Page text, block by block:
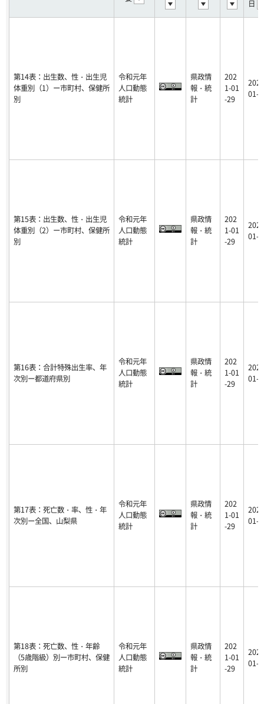
日
第14表：出生数、性・出生児
体重別（1）ー市町村、保健所
別
令和元年
人口動態
統計
県政情
報・統
計
202
1-01
-29
01-
第15表：出生数、性・出生児
体重別（2）ー市町村、保健所
別
令和元年
人口動態
統計
県政情
報・統
計
202
1-01
-29
01-
第16表：合計特殊出生率、年
次別ー都道府県別
令和元年
人口動態
統計
県政情
報・統
計
202
1-01
-29
01-
第17表：死亡数・率、性・年
次別ー全国、山梨県
令和元年
人口動態
統計
県政情
報・統
計
202
1-01
-29
01-
第18表：死亡数、性・年齢
（5歳階級）別ー市町村、保健
所別
令和元年
人口動態
統計
県政情
報・統
計
202
1-01
-29
01-